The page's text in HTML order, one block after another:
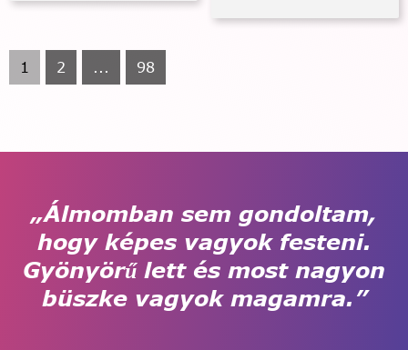
1 2 ... 98
„Álmomban sem gondoltam,
hogy képes vagyok festeni.
Gyönyörű lett és most nagyon
büszke vagyok magamra.”